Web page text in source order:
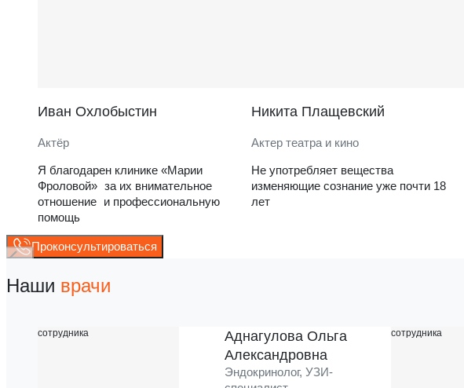
Иван Охлобыстин
Актёр
Я благодарен клинике «Марии
Фроловой» за их внимательное
отношение и профессиональную
помощь
Никита Плащевский
Актер театра и кино
Не употребляет вещества
изменяющие сознание уже почти 18
лет
Проконсультироваться
Наши врачи
Аднагулова Ольга
Александровна
Эндокринолог, УЗИ-